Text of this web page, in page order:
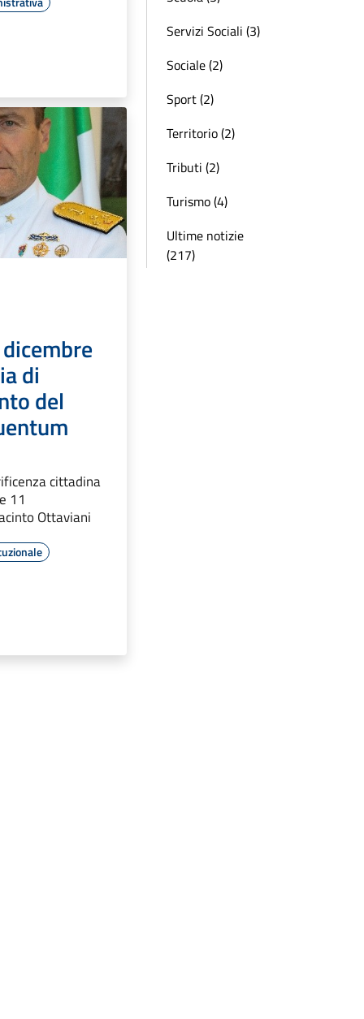
di
del
cittadina
11
Ottaviani
Servizi Sociali (3)
Sociale (2)
Sport (2)
Territorio (2)
Tributi (2)
Turismo (4)
Ultime notizie
(217)